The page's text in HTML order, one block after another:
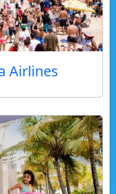
Airlines